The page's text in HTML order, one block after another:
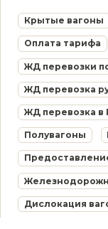
Крытые вагоны
Оплата тарифа
ЖД перевозки
ЖД перевозка
ЖД перевозка в
Полувагоны
Дислокация